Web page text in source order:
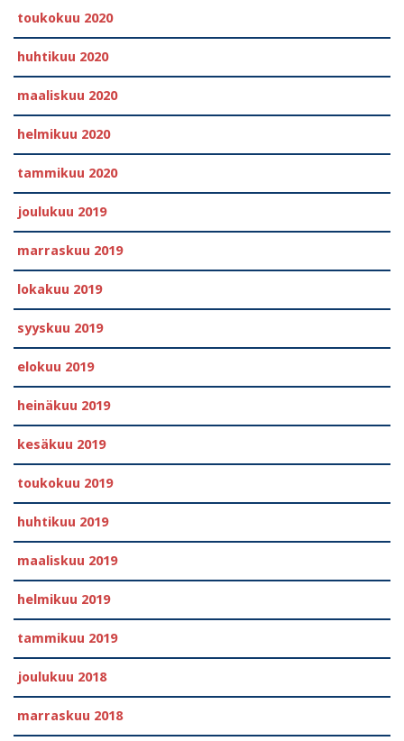
toukokuu 2020
huhtikuu 2020
maaliskuu 2020
helmikuu 2020
tammikuu 2020
joulukuu 2019
marraskuu 2019
lokakuu 2019
syyskuu 2019
elokuu 2019
heinäkuu 2019
kesäkuu 2019
toukokuu 2019
huhtikuu 2019
maaliskuu 2019
helmikuu 2019
tammikuu 2019
joulukuu 2018
marraskuu 2018